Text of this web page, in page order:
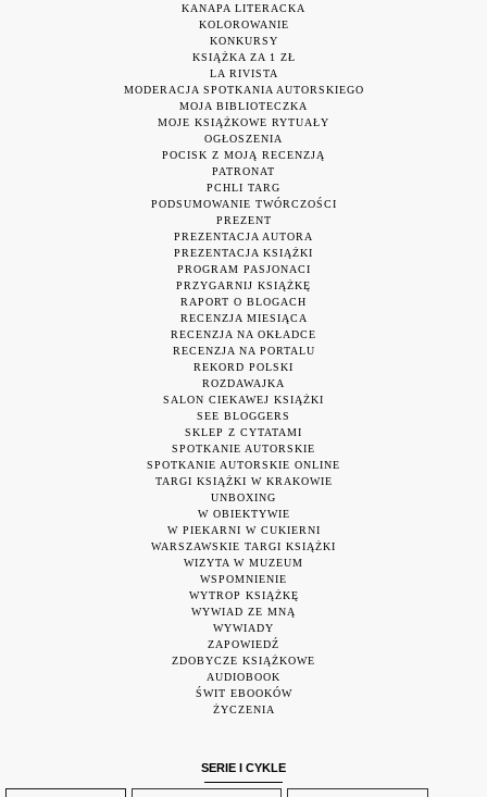
KANAPA LITERACKA
KOLOROWANIE
KONKURSY
KSIĄŻKA ZA 1 ZŁ
LA RIVISTA
MODERACJA SPOTKANIA AUTORSKIEGO
MOJA BIBLIOTECZKA
MOJE KSIĄŻKOWE RYTUAŁY
OGŁOSZENIA
POCISK Z MOJĄ RECENZJĄ
PATRONAT
PCHLI TARG
PODSUMOWANIE TWÓRCZOŚCI
PREZENT
PREZENTACJA AUTORA
PREZENTACJA KSIĄŻKI
PROGRAM PASJONACI
PRZYGARNIJ KSIĄŻKĘ
RAPORT O BLOGACH
RECENZJA MIESIĄCA
RECENZJA NA OKŁADCE
RECENZJA NA PORTALU
REKORD POLSKI
ROZDAWAJKA
SALON CIEKAWEJ KSIĄŻKI
SEE BLOGGERS
SKLEP Z CYTATAMI
SPOTKANIE AUTORSKIE
SPOTKANIE AUTORSKIE ONLINE
TARGI KSIĄŻKI W KRAKOWIE
UNBOXING
W OBIEKTYWIE
W PIEKARNI W CUKIERNI
WARSZAWSKIE TARGI KSIĄŻKI
WIZYTA W MUZEUM
WSPOMNIENIE
WYTROP KSIĄŻKĘ
WYWIAD ZE MNĄ
WYWIADY
ZAPOWIEDŹ
ZDOBYCZE KSIĄŻKOWE
AUDIOBOOK
ŚWIT EBOOKÓW
ŻYCZENIA
SERIE I CYKLE